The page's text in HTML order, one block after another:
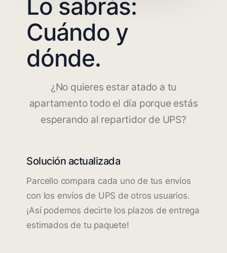
Lo sabrás:
Cuándo y
dónde.
¿No quieres estar atado a tu
apartamento todo el día porque estás
esperando al repartidor de UPS?
Solución actualizada
Parcello compara cada uno de tus envíos
con los envíos de UPS de otros usuarios.
¡Así podemos decirte los plazos de entrega
estimados de tu paquete!